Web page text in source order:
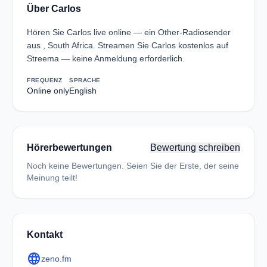
Über Carlos
Hören Sie Carlos live online — ein Other-Radiosender
aus , South Africa. Streamen Sie Carlos kostenlos auf
Streema — keine Anmeldung erforderlich.
FREQUENZ
Online only
SPRACHE
English
Hörerbewertungen Bewertung schreiben
Noch keine Bewertungen. Seien Sie der Erste, der seine
Meinung teilt!
Kontakt
languagezeno.fm